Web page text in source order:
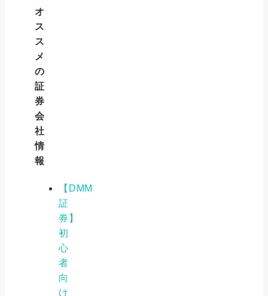
オ
ス
ス
メ
の
証
券
会
社
情
報
【DMM
証
券】
初
心
者
向
け